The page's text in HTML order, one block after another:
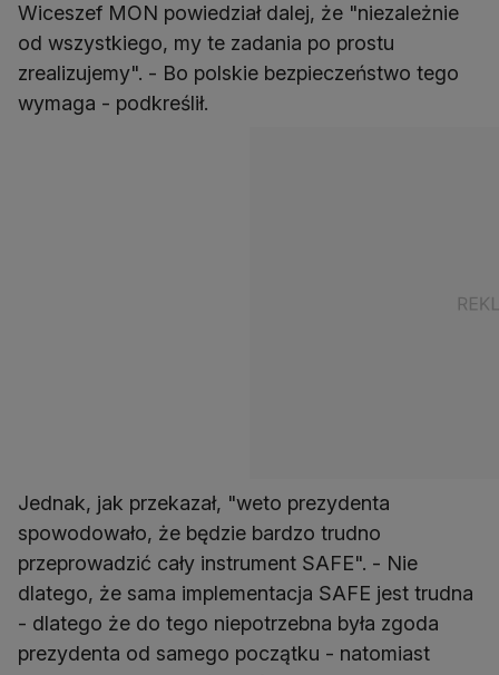
Wiceszef MON powiedział dalej, że "niezależnie
od wszystkiego, my te zadania po prostu
zrealizujemy". - Bo polskie bezpieczeństwo tego
wymaga - podkreślił.
Jednak, jak przekazał, "weto prezydenta
spowodowało, że będzie bardzo trudno
przeprowadzić cały instrument SAFE". - Nie
dlatego, że sama implementacja SAFE jest trudna
- dlatego że do tego niepotrzebna była zgoda
prezydenta od samego początku - natomiast